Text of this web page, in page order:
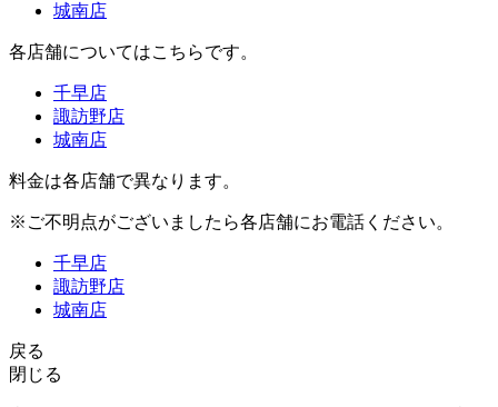
城南店
各店舗についてはこちらです。
千早店
諏訪野店
城南店
料金は各店舗で異なります。
※ご不明点がございましたら各店舗にお電話ください。
千早店
諏訪野店
城南店
戻る
閉じる